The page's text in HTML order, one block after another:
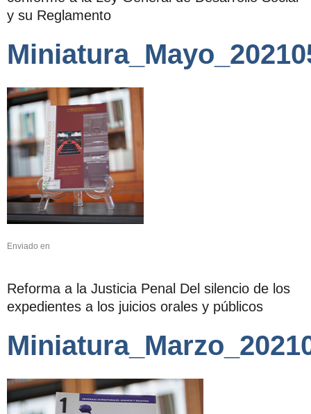
y su Reglamento
Enviado en
Reforma a la Justicia Penal Del silencio de los
expedientes a los juicios orales y públicos